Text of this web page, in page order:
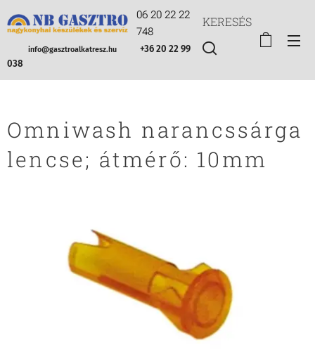
06 20 22 22
748
info@gasztroalkatresz.hu
+36 20 22 99
038
KERESÉS
Omniwash narancssárga
lencse; átmérő: 10mm